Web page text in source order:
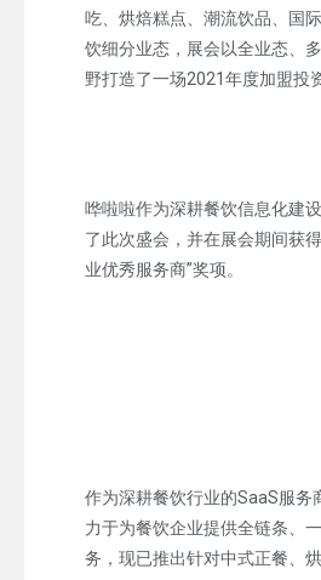
吃、烘焙糕点、潮流饮品、国
饮细分业态，展会以全业态、
野打造了一场2021年度加盟投
哗啦啦作为深耕餐饮信息化建
了此次盛会，并在展会期间获
业优秀服务商”奖项。
作为深耕餐饮行业的SaaS服务
力于为餐饮企业提供全链条、
务，现已推出针对中式正餐、